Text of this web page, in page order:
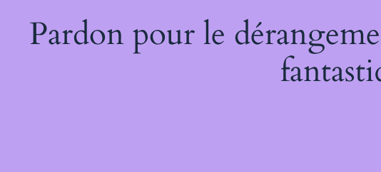
Pardon pour le